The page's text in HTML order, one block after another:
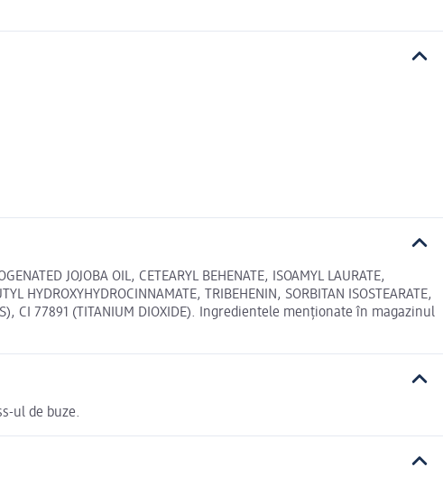
JOJOBA OIL, CETEARYL BEHENATE, ISOAMYL LAURATE,
HYDROXYHYDROCINNAMATE, TRIBEHENIN, SORBITAN ISOSTEARATE,
CI 77891 (TITANIUM DIOXIDE). Ingredientele menționate în magazinul
ul de buze.